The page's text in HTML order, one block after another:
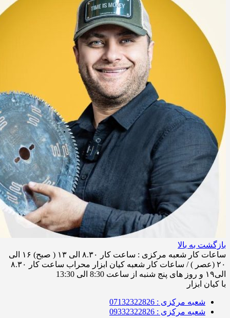
بازگشت به بالا
ساعات کار شعبه مرکزی : ساعت کار ۸.۳۰ الی ۱۳ ( صبح) ۱۶ الی
۲۰ (عصر ) / ساعات کار شعبه کیان ابزار محراب ساعت کار ۸.۳۰
الی۱۹ و روز های پنج شنبه از ساعت 8:30 الی 13:30
با کیان ابزار
شعبه مرکزی : 07132322826
شعبه مرکزی : 09332322826